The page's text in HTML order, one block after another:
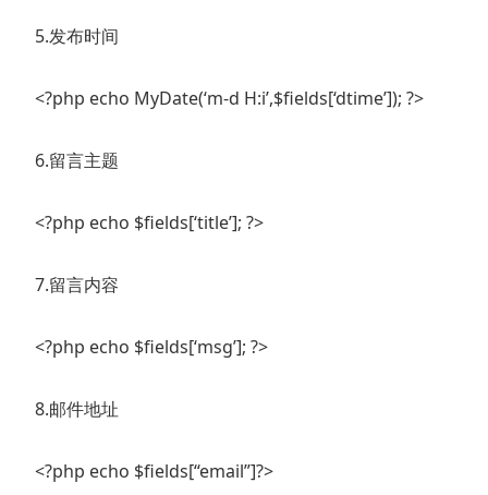
5.发布时间
<?php echo MyDate(‘m-d H:i’,$fields[‘dtime’]); ?>
6.留言主题
<?php echo $fields[‘title’]; ?>
7.留言内容
<?php echo $fields[‘msg’]; ?>
8.邮件地址
<?php echo $fields[“email”]?>